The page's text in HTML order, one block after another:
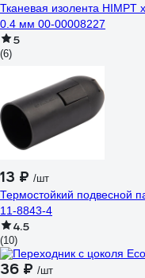
Тканевая изолента HIMPT
0.4 мм 00-00008227
5
(6)
13 ₽ /шт
Термостойкий подвесной
11-8843-4
4.5
(10)
36 ₽ /шт